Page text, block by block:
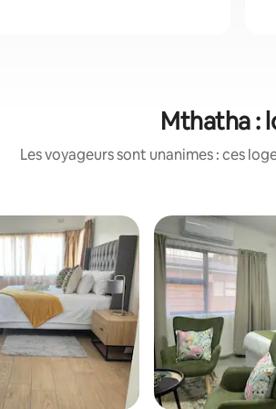
Mthatha :
Les voyageurs sont unanimes : ces